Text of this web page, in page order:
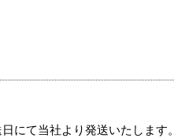
にて当社より発送いたします。